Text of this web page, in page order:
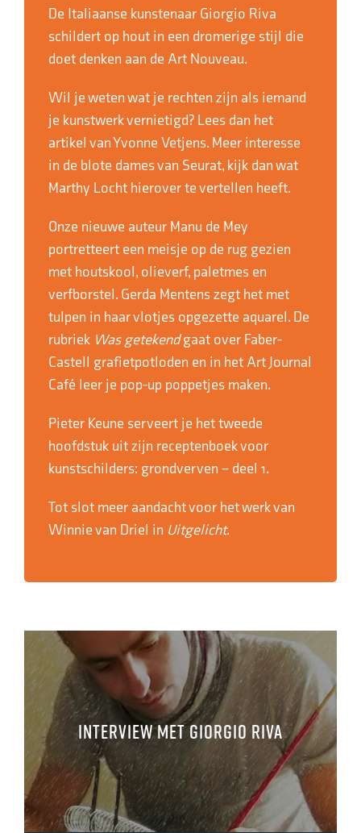
De Italiaanse kunstenaar Giorgio Riva
schildert op hout in een dromerige stijl die
doet denken aan de Art Nouveau.
Wil je weten wat je rechten zijn als iemand
je kunstwerk vernietigd? Lees dan het
artikel van Yvonne Vetjens. Meer interesse
in de blote dames van Seurat, kijk dan wat
Marthy Locht hierover te vertellen heeft.
Onze nieuwe auteur Manu de Mey
portretteert een meisje op de rug gezien
met houtskool, olieverf, paletmes en
verfborstel. Gerda Mentens zegt het met
tulpen in haar vlotjes opgezette aquarel. De
rubriek Was getekendgaat over Faber-
Castell grafietpotloden en in het Art Journal
Café leer je pop-up poppetjes maken.
Pieter Keune serveert je het tweede
hoofdstuk uit zijn receptenboek voor
kunstschilders: grondverven – deel 1.
Tot slot meer aandacht voor het werk van
Winnie van Driel in Uitgelicht.
Interview met Giorgio Riva